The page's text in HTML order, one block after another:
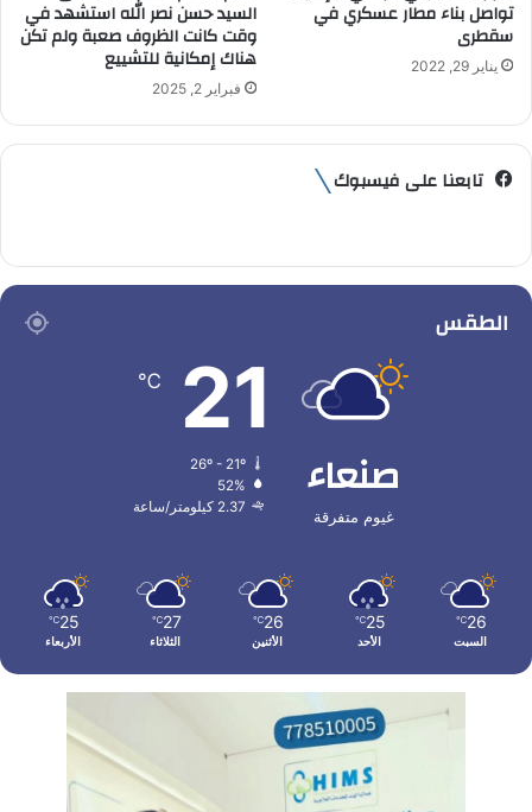
تواصل بناء مطار عسكري في
سقطرى
يناير 29, 2022
السيد حسن نصر الله استشهد في
وقت كانت الظروف صعبة ولم تكن
هناك إمكانية للتشييع
فبراير 2, 2025
تابعنا على فيسبوك
الطقس
صنعاء
غيوم متفرقة
21
℃
26º - 21º
52%
2.37 كيلومتر/ساعة
26
℃
السبت
25
℃
الأحد
26
℃
الأثنين
27
℃
الثلاثاء
25
℃
الأربعاء